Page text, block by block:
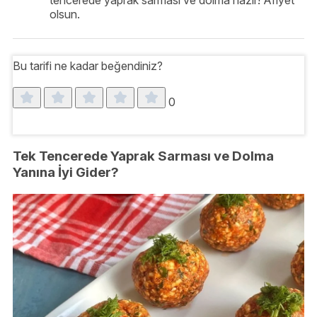
olsun.
Bu tarifi ne kadar beğendiniz?
0
Tek Tencerede Yaprak Sarması ve Dolma
Yanına İyi Gider?